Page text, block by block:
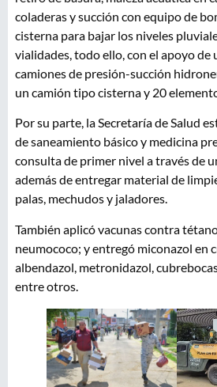
coladeras y succión con equipo de
cisterna para bajar los niveles
vialidades, todo ello, con el apoyo de
camiones de presión-succión
un camión tipo cisterna y 20
Por su parte, la Secretaría de Salud
de saneamiento básico y medicina
consulta de primer nivel a través de
además de entregar material de
palas, mechudos y jaladores.
También aplicó vacunas contra
neumococo; y entregó miconazol en
albendazol, metronidazol,
entre otros.